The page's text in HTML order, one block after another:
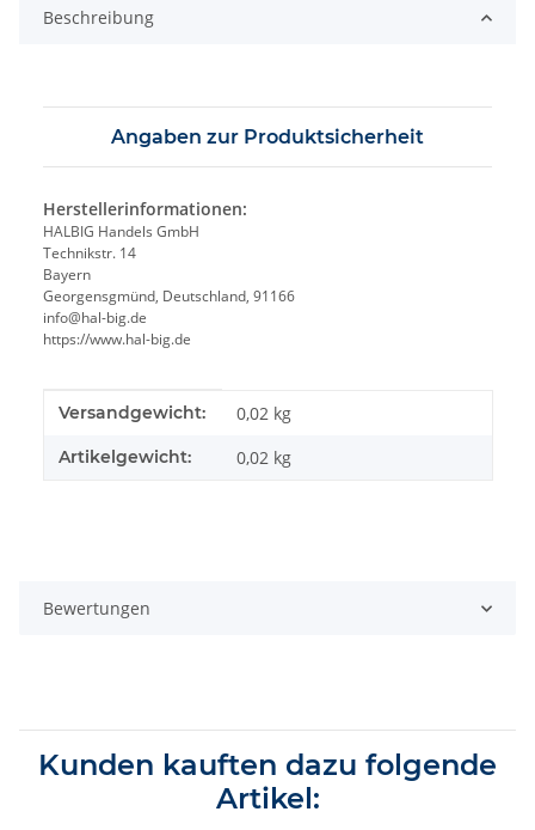
Beschreibung
Angaben zur Produktsicherheit
Herstellerinformationen:
HALBIG Handels GmbH
Technikstr. 14
Bayern
Georgensgmünd, Deutschland, 91166
info@hal-big.de
https://www.hal-big.de
Produkteigenschaft
Wert
Versandgewicht: 0,02 kg
Artikelgewicht: 0,02 kg
Bewertungen
Kunden kauften dazu folgende
Artikel: